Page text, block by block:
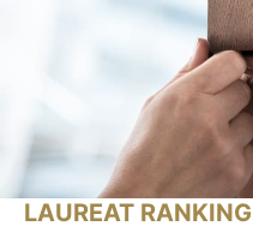
LAUREAT